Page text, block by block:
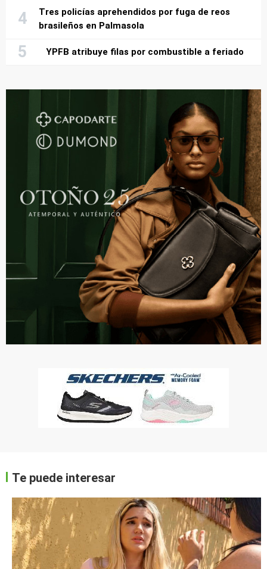
Tres policías aprehendidos por fuga de reos
brasileños en Palmasola
YPFB atribuye filas por combustible a feriado
Te puede interesar